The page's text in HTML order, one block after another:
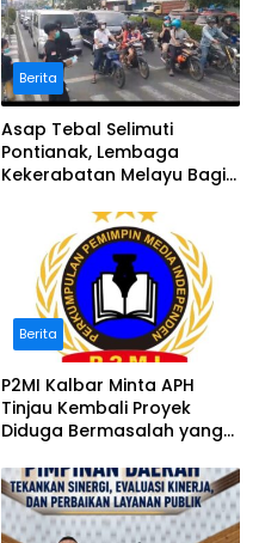
Berita
Asap Tebal Selimuti
Pontianak, Lembaga
Kekerabatan Melayu Bagi
Berita
P2MI Kalbar Minta APH
Tinjau Kembali Proyek
Diduga Bermasalah yang